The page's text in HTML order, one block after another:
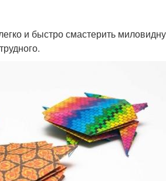
и быстро смастерить